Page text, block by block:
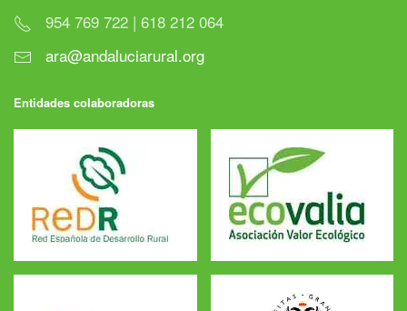
954 769 722 | 618 212 064
ara@andaluciarural.org
Entidades colaboradoras